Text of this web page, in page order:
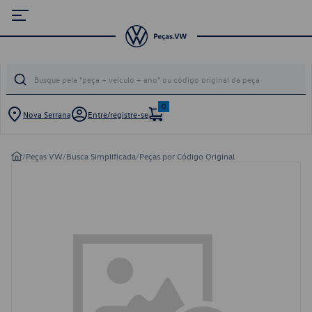
Nova Serrana Entre/registre-se
0
/Peças VW/Busca Simplificada/Peças por Código Original